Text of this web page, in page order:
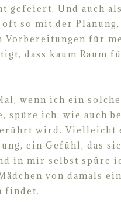
gefeiert. Und auch als
so mit der Planung,
Vorbereitungen für
dass kaum Raum
wenn ich ein
spüre ich, wie auch
wird. Vielleicht
ein Gefühl, das
in mir selbst spüre
von damals
findet.